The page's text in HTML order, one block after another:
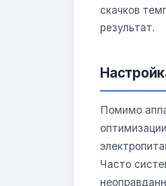
скачков
результат.
Помимо
Часто